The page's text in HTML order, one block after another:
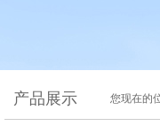
产品展示 您现在的